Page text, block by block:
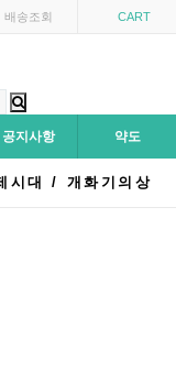
배송조회 CART
공지사항 약도
시대 / 개화기의상